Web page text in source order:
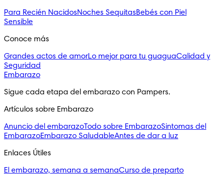
Para Recién NacidosNoches SequitasBebés con Piel
Sensible
Conoce más
Grandes actos de amorLo mejor para tu guaguaCalidad y
Seguridad
Embarazo
Sigue cada etapa del embarazo con Pampers.
Artículos sobre Embarazo
Anuncio del embarazoTodo sobre EmbarazoSintomas del
EmbarazoEmbarazo SaludableAntes de dar a luz
Enlaces Útiles
El embarazo, semana a semanaCurso de preparto